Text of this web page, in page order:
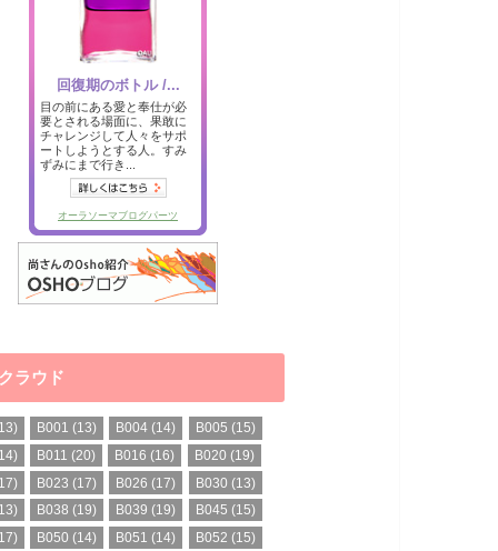
ラウド
B001 (13) B004 (14) B005 (15)
B011 (20) B016 (16) B020 (19)
B023 (17) B026 (17) B030 (13)
B038 (19) B039 (19) B045 (15)
B050 (14) B051 (14) B052 (15)